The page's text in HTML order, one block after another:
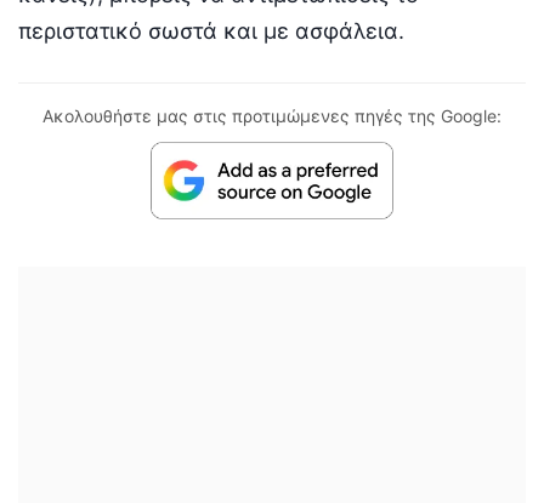
περιστατικό σωστά και με ασφάλεια.
Ακολουθήστε μας στις προτιμώμενες πηγές της Google: